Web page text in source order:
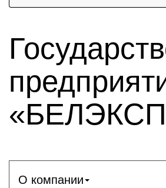
О компании